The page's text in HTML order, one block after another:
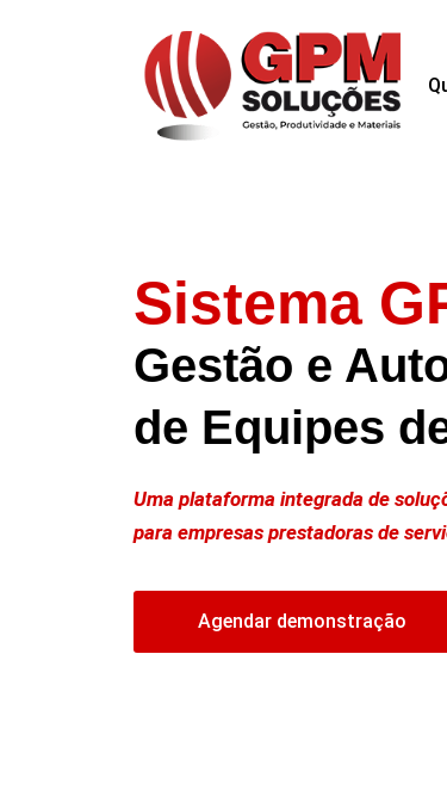
Sistema
Gestão e
de Equipes
Uma plataforma integrada de
para empresas prestadoras de
Agendar demonstração